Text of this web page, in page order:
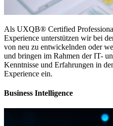
Als UXQB® Certified
Experience unterstützen wir bei
von neu zu entwickelnden oder
und bringen im Rahmen der IT-
Kenntnisse und Erfahrungen in
Experience ein.
Business Intelligence